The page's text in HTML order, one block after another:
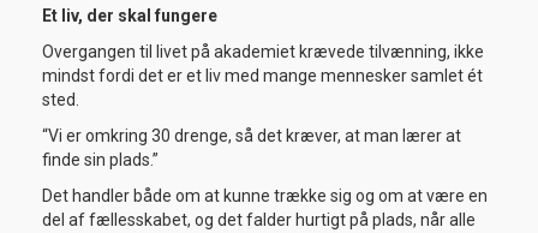
Et liv, der skal fungere
Overgangen til livet på akademiet krævede tilvænning, ikke
mindst fordi det er et liv med mange mennesker samlet ét
sted.
“Vi er omkring 30 drenge, så det kræver, at man lærer at
finde sin plads.”
Det handler både om at kunne trække sig og om at være en
del af fællesskabet, og det falder hurtigt på plads, når alle